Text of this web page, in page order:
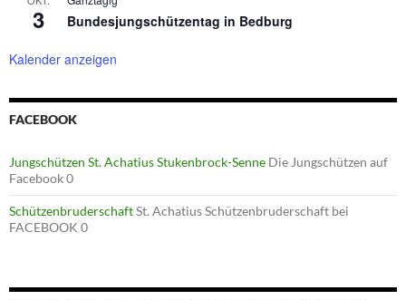
3 Bundesjungschützentag in Bedburg
Kalender anzeigen
FACEBOOK
Jungschützen St. Achatius Stukenbrock-Senne Die Jungschützen auf
Facebook 0
SchützenbruderschaftSt. Achatius Schützenbruderschaft bei
FACEBOOK 0